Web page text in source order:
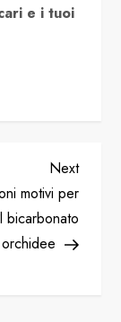
e i tuoi
Next
Post
Next
motivi per
bicarbonato